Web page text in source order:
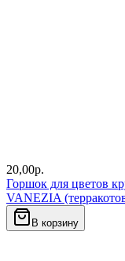
20,00р.
Горшок для цветов
VANEZIA
В корзину